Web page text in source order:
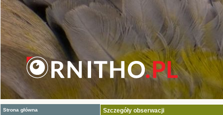
Strona główna Szczegóły obserwacji